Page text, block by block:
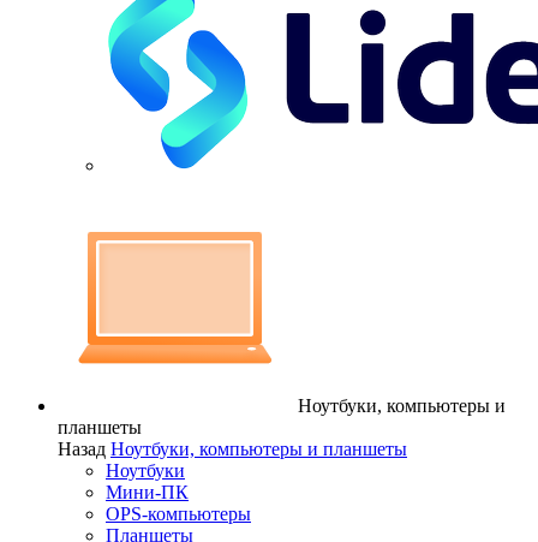
Ноутбуки, компьютеры и
планшеты
Назад Ноутбуки, компьютеры и планшеты
Ноутбуки
Мини-ПК
OPS-компьютеры
Планшеты